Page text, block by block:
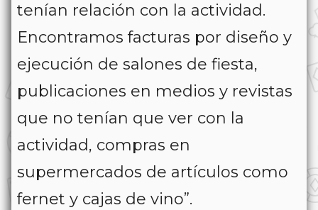
tenían relación con la actividad.
Encontramos facturas por diseño y
ejecución de salones de fiesta,
publicaciones en medios y revistas
que no tenían que ver con la
actividad, compras en
supermercados de artículos como
fernet y cajas de vino”.